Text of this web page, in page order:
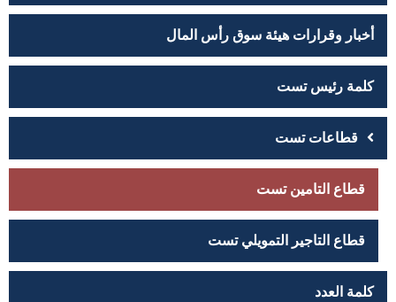
أخبار وقرارات هيئة سوق رأس المال
كلمة رئيس تست
قطاعات تست
قطاع التامين تست
قطاع التاجير التمويلي تست
كلمة العدد